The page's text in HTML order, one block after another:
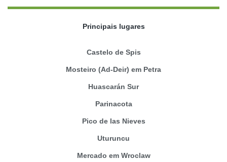
Principais lugares
Castelo de Spis
Mosteiro (Ad-Deir) em Petra
Huascarán Sur
Parinacota
Pico de las Nieves
Uturuncu
Mercado em Wroclaw